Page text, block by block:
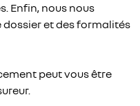
Enfin, nous nous
et des formalités
peut vous être